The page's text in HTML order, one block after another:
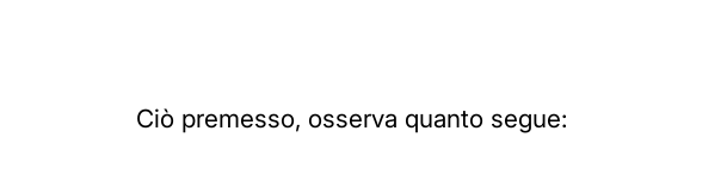
Ciò premesso, osserva quanto segue: